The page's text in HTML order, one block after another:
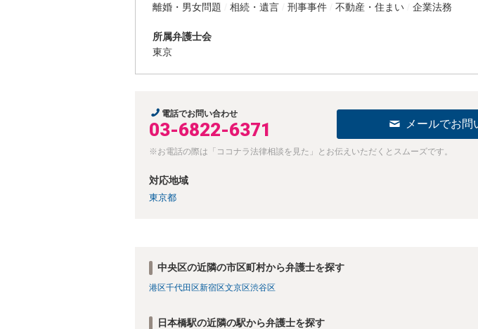
離婚・男女問題
相続・遺言 刑事事件 不動産・住まい 企業法務
所属弁護士会
東京
電話でお問い合わせ
03-6822-6371 メールでお問
※お電話の際は「ココナラ法律相談を見た」とお伝えいただくとスムーズです。
対応地域
東京都
中央区の近隣の市区町村から弁護士を探す
港区千代田区新宿区文京区渋谷区
日本橋駅の近隣の駅から弁護士を探す